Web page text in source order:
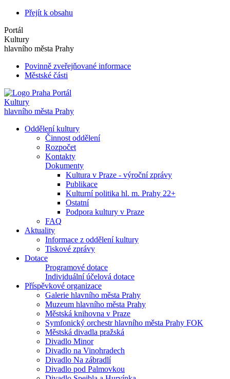
Přejít k obsahu
Portál
Kultury
hlavního města Prahy
Povinně zveřejňované informace
Městské části
Portál
Kultury
hlavního města Prahy
Oddělení kultury
Činnost oddělení
Rozpočet
Kontakty
Dokumenty
Kultura v Praze - výroční zprávy
Publikace
Kulturní politika hl. m. Prahy 22+
Ostatní
Podpora kultury v Praze
FAQ
Aktuality
Informace z oddělení kultury
Tiskové zprávy
Dotace
Programové dotace
Individuální účelová dotace
Příspěvkové organizace
Galerie hlavního města Prahy
Muzeum hlavního města Prahy
Městská knihovna v Praze
Symfonický orchestr hlavního města Prahy FOK
Městská divadla pražská
Divadlo Minor
Divadlo na Vinohradech
Divadlo Na zábradlí
Divadlo pod Palmovkou